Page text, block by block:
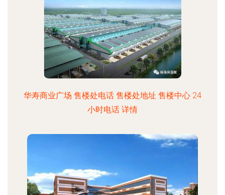
华寿商业广场 售楼处电话 售楼处地址 售楼中心 24
小时电话 详情